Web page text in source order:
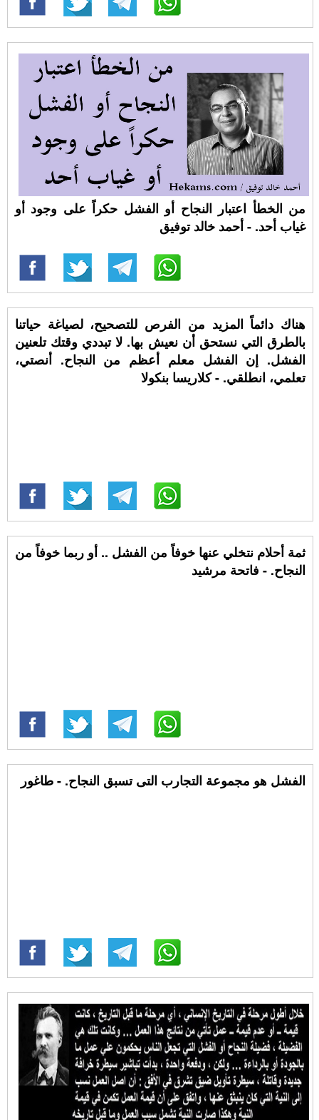
من الخطأ اعتبار النجاح أو الفشل حكراً على وجود أو
غياب أحد. - أحمد خالد توفيق
هناك دائماً المزيد من الفرص للتصحيح، لصياغة حياتنا
بالطرق التي نستحق أن نعيش بها. لا تبددي وقتك تلعنين
الفشل. إن الفشل معلم أعظم من النجاح. أنصتي،
تعلمي، انطلقي. - كلاريسا بنكولا
ثمة أحلام نتخلي عنها خوفاً من الفشل .. أو ربما خوفاً من
النجاح. - فاتحة مرشيد
الفشل هو مجموعة التجارب التى تسبق النجاح. - طاغور